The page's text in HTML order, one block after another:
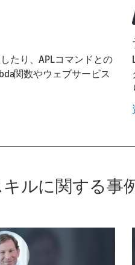
たり、APLコマンドとの
関数やウェブサービス
ルに関する事